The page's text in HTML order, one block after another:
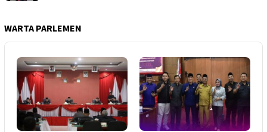
WARTA PARLEMEN